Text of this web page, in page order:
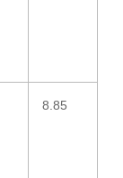
8.85